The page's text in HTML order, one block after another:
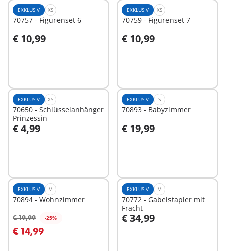
EXKLUSIV XS
70757 - Figurenset 6
€ 10,99
In den Warenkorb
EXKLUSIV XS
70759 - Figurenset 7
€ 10,99
In den Warenkorb
EXKLUSIV XS
70650 - Schlüsselanhänger
Prinzessin
€ 4,99
In den Warenkorb
EXKLUSIV S
70893 - Babyzimmer
€ 19,99
In den Warenkorb
EXKLUSIV M
70894 - Wohnzimmer
€ 19,99 -25%
€ 14,99
In den Warenkorb
EXKLUSIV M
70772 - Gabelstapler mit
Fracht
€ 34,99